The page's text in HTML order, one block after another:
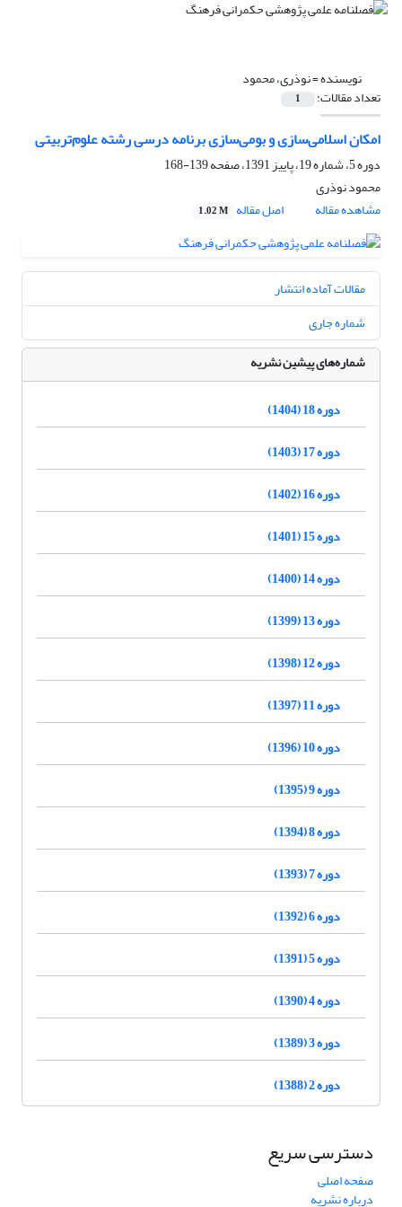
نویسنده =نوذری، محمود
تعداد مقالات: 1
امکان اسلامی‌سازی و بومی‌سازی برنامه درسی رشته علوم‌تربیتی
دوره 5، شماره 19، پاییز 1391، صفحه
139-168
محمود نوذری
مشاهده مقاله
اصل مقاله 1.02 M
مقالات آماده انتشار
شماره جاری
شماره‌های پیشین نشریه
دوره 18 (1404)
دوره 17 (1403)
دوره 16 (1402)
دوره 15 (1401)
دوره 14 (1400)
دوره 13 (1399)
دوره 12 (1398)
دوره 11 (1397)
دوره 10 (1396)
دوره 9 (1395)
دوره 8 (1394)
دوره 7 (1393)
دوره 6 (1392)
دوره 5 (1391)
دوره 4 (1390)
دوره 3 (1389)
دوره 2 (1388)
دسترسی سریع
صفحه اصلی
درباره نشریه